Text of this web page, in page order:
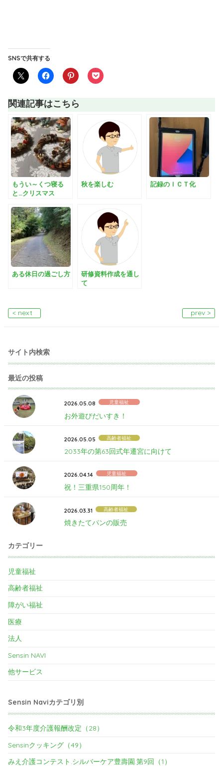
SNSで共有する
関連記事はこちら
もうい～くつ寝る
と…クリスマス
秋を楽しむ 記録のＩＣＴ化
ある休日の過ごし方
研修資料作成を通し
て
< next prev >
サイト内検索
最近の投稿
2026.05.08 児童福祉
お外遊びだいすき！
2026.05.05 高齢者福祉
2033年の第63回式年遷宮に向けて
2026.04.14 児童福祉
祝！三重県150周年！
2026.03.31 高齢者福祉
焼きたてパンの販売
カテゴリー
児童福祉
高齢者福祉
障がい福祉
医療
法人
Sensin NAVI
他サービス
Sensin Naviカテゴリ別
令和3年度介護報酬改定（28）
Sensinクッキング（49）
みえ介護コンテスト.シルバーケア豊壽園.第9回（1）